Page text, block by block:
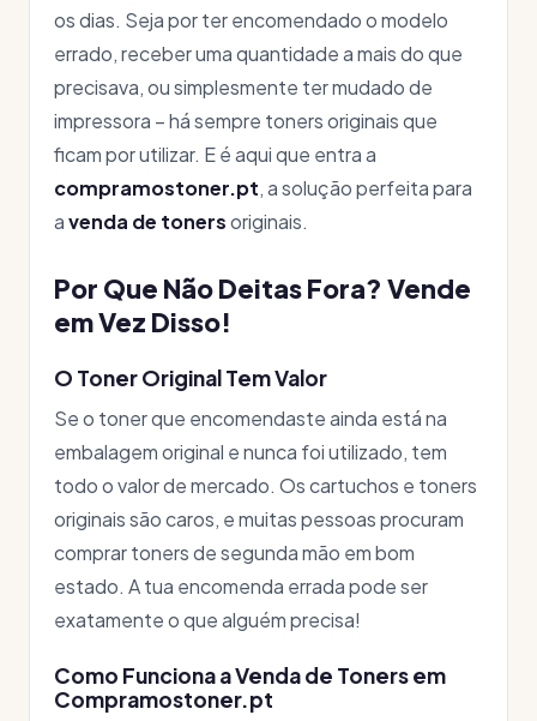
os dias. Seja por ter encomendado o modelo
errado, receber uma quantidade a mais do que
precisava, ou simplesmente ter mudado de
impressora – há sempre toners originais que
ficam por utilizar. E é aqui que entra a
compramostoner.pt, a solução perfeita para
avenda de tonersoriginais.
Por Que Não Deitas Fora? Vende
em Vez Disso!
O Toner Original Tem Valor
Se o toner que encomendaste ainda está na
embalagem original e nunca foi utilizado, tem
todo o valor de mercado. Os cartuchos e toners
originais são caros, e muitas pessoas procuram
comprar toners de segunda mão em bom
estado. A tua encomenda errada pode ser
exatamente o que alguém precisa!
Como Funciona a Venda de Toners em
Compramostoner.pt